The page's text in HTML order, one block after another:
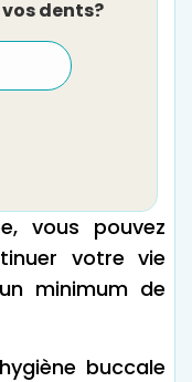
dents?
vous pouvez
votre vie
minimum de
buccale